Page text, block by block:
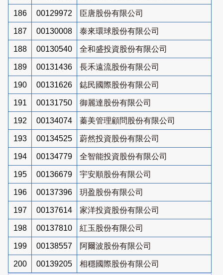
186 00129972 臣唐股份有限公司
187 00130008 泰來環球股份有限公司
188 00130540 全和盛投資股份有限公司
189 00131436 長禾遠流股份有限公司
190 00131626 鋕民國際股份有限公司
191 00131750 御麗達股份有限公司
192 00134074 蓁美管理顧問股份有限公司
193 00134525 蔚然投資股份有限公司
194 00134779 全智能投資股份有限公司
195 00136679 宇安順股份有限公司
196 00137396 玥盈股份有限公司
197 00137614 家洋投資股份有限公司
198 00137810 紅玉股份有限公司
199 00138557 阿爾波股份有限公司
200 00139205
相穩國際股份有限公司